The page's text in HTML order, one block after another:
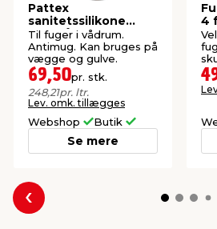
Pattex
sanitetssilikone
lysegrå 280 ml
Til fuger i vådrum.
Antimug. Kan bruges på
vægge og gulve.
69,50pr. stk.
248,21pr. ltr.
Lev. omk. tillægges
Webshop Butik
Se mere
4
Forrige